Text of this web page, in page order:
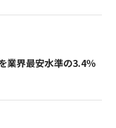
業界最安水準の3.4％